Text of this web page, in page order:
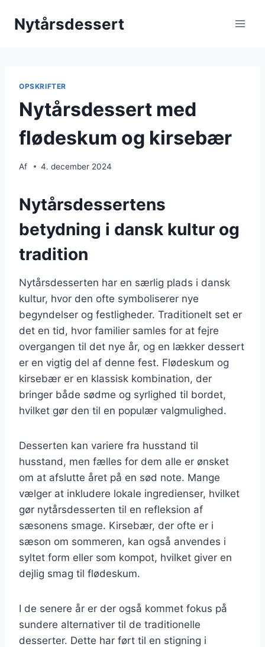
Nytårsdessert
OPSKRIFTER
Nytårsdessert med
flødeskum og kirsebær
Af 4. december 2024
Nytårsdessertens
betydning i dansk kultur og
tradition
Nytårsdesserten har en særlig plads i dansk
kultur, hvor den ofte symboliserer nye
begyndelser og festligheder. Traditionelt set er
det en tid, hvor familier samles for at fejre
overgangen til det nye år, og en lækker dessert
er en vigtig del af denne fest. Flødeskum og
kirsebær er en klassisk kombination, der
bringer både sødme og syrlighed til bordet,
hvilket gør den til en populær valgmulighed.
Desserten kan variere fra husstand til
husstand, men fælles for dem alle er ønsket
om at afslutte året på en sød note. Mange
vælger at inkludere lokale ingredienser, hvilket
gør nytårsdesserten til en refleksion af
sæsonens smage. Kirsebær, der ofte er i
sæson om sommeren, kan også anvendes i
syltet form eller som kompot, hvilket giver en
dejlig smag til flødeskum.
I de senere år er der også kommet fokus på
sundere alternativer til de traditionelle
desserter. Dette har ført til en stigning i